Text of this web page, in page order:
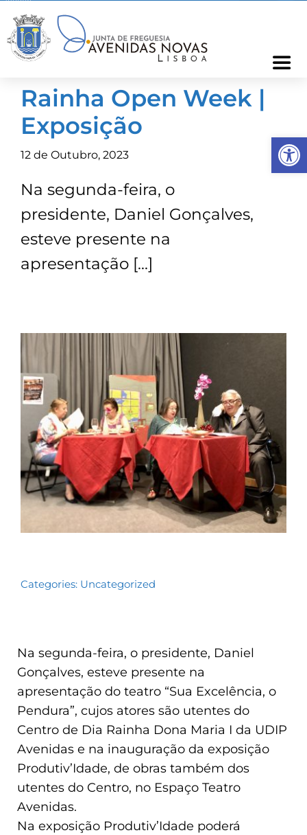
content
Freguesia
Informações
Notícias
TRANSPARÊNCIA
Rainha Open Week |
Exposição
12 de Outubro, 2023
Na segunda-feira, o
presidente, Daniel Gonçalves,
esteve presente na
apresentação […]
Categories: Uncategorized
Na segunda-feira, o presidente, Daniel
Gonçalves, esteve presente na
apresentação do teatro “Sua Excelência, o
Pendura”, cujos atores são utentes do
Centro de Dia Rainha Dona Maria I da UDIP
Avenidas e na inauguração da exposição
Produtiv’Idade, de obras também dos
utentes do Centro, no Espaço Teatro
Avenidas.
Na exposição Produtiv’Idade poderá